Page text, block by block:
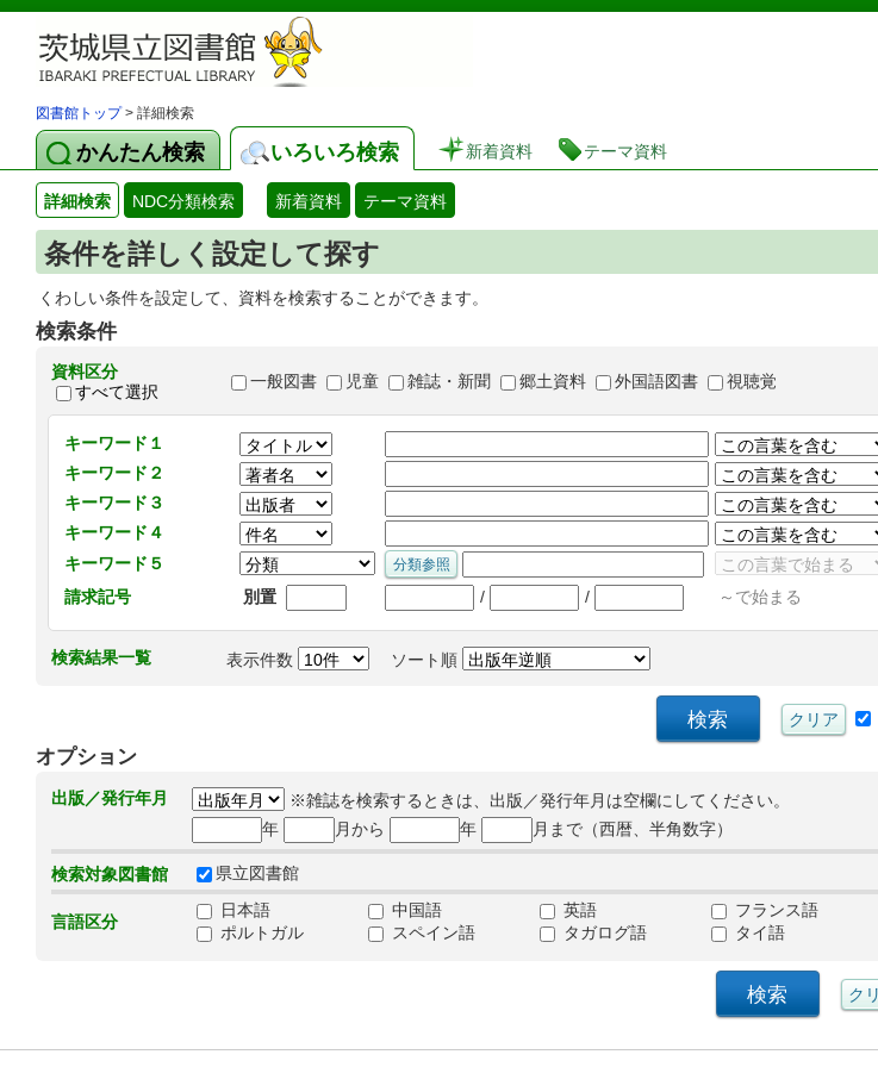
茨城県立図書館 蔵書検索・予約システム
図書館トップ> 詳細検索
かんたん検索 いろいろ検索 新着資料 テーマ資料
詳細検索 NDC分類検索 新着資料 テーマ資料
条件を詳しく設定して探す
くわしい条件を設定して、資料を検索することができます。
検索条件
資料区分
すべて選択
一般図書 児童 雑誌・新聞 郷土資料 外国語図書 視聴覚
キーワード１
キーワード２
キーワード３
キーワード４
キーワード５
請求記号
別置 / / ～で始まる
検索結果一覧 表示件数 ソート順
オプション
出版／発行年月
※雑誌を検索するときは、出版／発行年月は空欄にしてください。
年
月から 年 月まで（西暦、半角数字）
検索対象図書館 県立図書館
言語区分
日本語 中国語 英語 フランス語
ポルトガル
スペイン語 タガログ語 タイ語